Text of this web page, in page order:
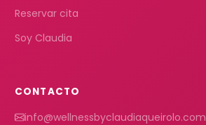
Reservar cita
Soy Claudia
CONTACTO
info@wellnessbyclaudiaqueirolo.com